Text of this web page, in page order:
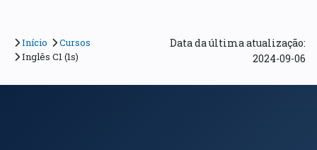
Início
Cursos
Inglês C1 (1s)
Data da última atualização:
2024-09-06